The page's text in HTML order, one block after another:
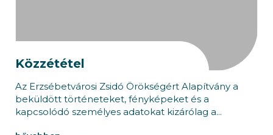
Közzététel
Az Erzsébetvárosi Zsidó Örökségért Alapítvány a
beküldött történeteket, fényképeket és a
kapcsolódó személyes adatokat kizárólag a...